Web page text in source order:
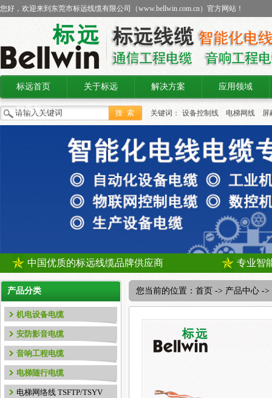
您好，欢迎来到东莞市标远线缆有限公司（www.bellwin.com.cn）官方网站！
标远首页 关于标远 解决方案 应用领域
联系我们 关键词： 设备控制线 电梯网线
屏
线缆
中国优质的标远线缆品牌供应商 专业智
产品分类
机电设备电缆
安防影音电缆
音响工程电缆
电梯随行电缆
电梯网络线 TSFTP/TSYV
您当前的位置： 首页 -> 产品中心 ->